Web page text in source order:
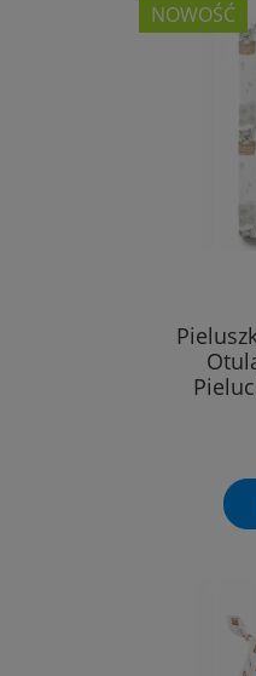
NOWOŚĆ